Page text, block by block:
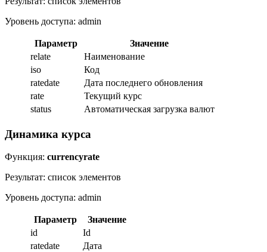
Уровень доступа: admin
Параметр
Значение
relate
Наименование
iso
Код
ratedate
Дата последнего обновления
rate
Текущий курс
status
Автоматическая загрузка валют
Динамика курса
Функция: currencyrate
Результат: список элементов
Уровень доступа: admin
Параметр
Значение
id
Id
ratedate
Дата